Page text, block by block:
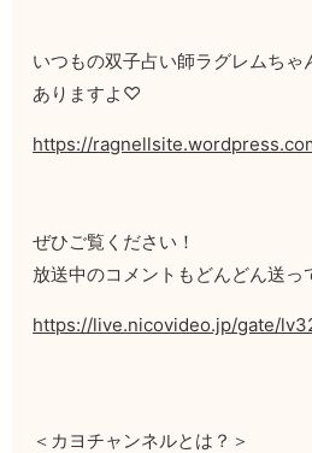
いつもの双子占い師ラグレムちゃ
ありますよ♡
https://
ぜひご覧ください！
放送中のコメントもどんどん送っ
https://live.nicovideo.jp/gate/
＜カヨチャンネルとは？＞